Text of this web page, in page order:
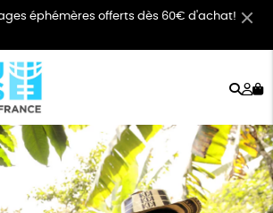
éphémères offerts dès 60€ d'achat!